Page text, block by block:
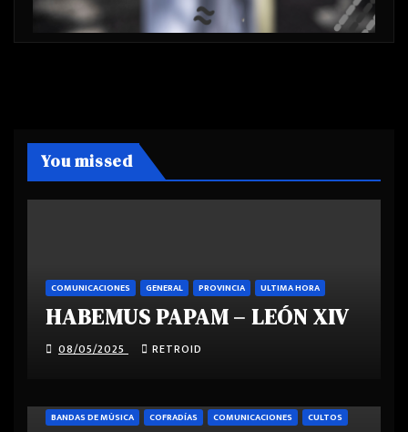
You missed
COMUNICACIONES GENERAL PROVINCIA ULTIMA HORA
HABEMUS PAPAM – LEÓN XIV
08/05/2025 RETROID
BANDAS DE MÚSICA COFRADÍAS COMUNICACIONES
CULTOS